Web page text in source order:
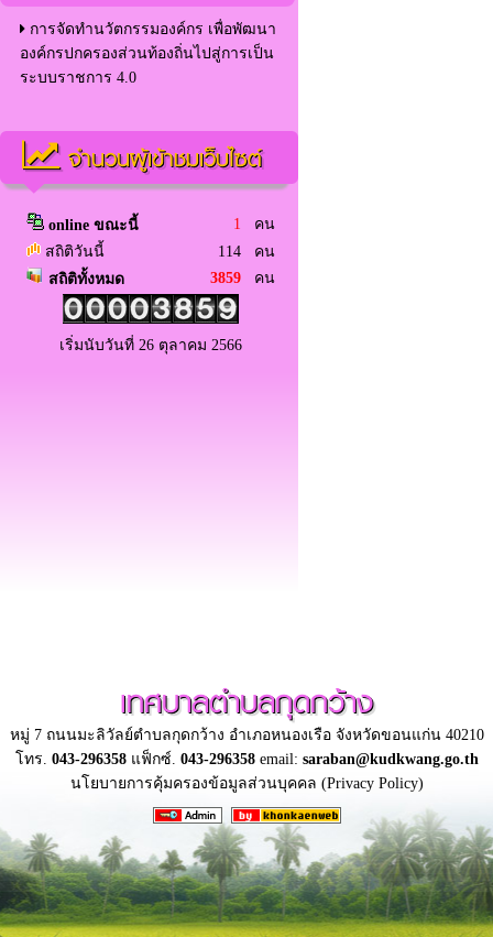
การจัดทำนวัตกรรมองค์กร เพื่อพัฒนา
องค์กรปกครองส่วนท้องถิ่นไปสู่การเป็น
ระบบราชการ 4.0
จำนวนผู้เข้าชมเว็บไซต์
online ขณะนี้ 1 คน
สถิติวันนี้
114 คน
สถิติทั้งหมด
3859 คน
เริ่มนับวันที่ 26 ตุลาคม 2566
เทศบาลตำบลกุดกว้าง
หมู่ 7 ถนนมะลิวัลย์ตำบลกุดกว้าง อำเภอหนองเรือ จังหวัดขอนแก่น 40210
โทร. 043-296358แฟ็กซ์. 043-296358email: saraban@kudkwang.go.th
นโยบายการคุ้มครองข้อมูลส่วนบุคคล (Privacy Policy)